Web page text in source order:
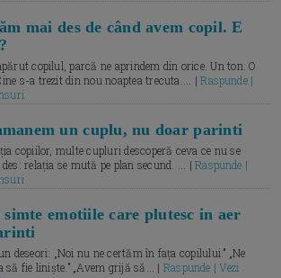
mai des de când avem copil. E
copilul, parcă ne aprindem din orice. Un ton. O
s-a trezit din nou noaptea trecuta.... |Raspunde |
un cuplu, nu doar parinti
copiilor, multe cupluri descoperă ceva ce nu se
des: relația se mută pe plan secund. ... |Raspunde |
emotiile care plutesc in aer
deseori: „Noi nu ne certăm în fața copilului.” „Ne
să fie liniște.” „Avem grijă să... | Raspunde | Vezi